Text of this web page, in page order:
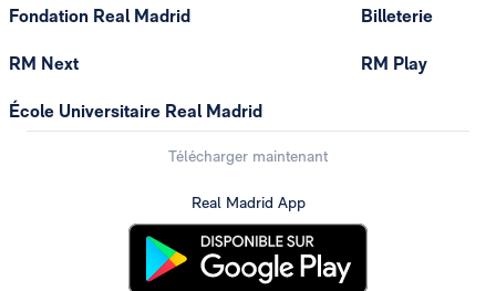
Fondation Real Madrid
RM Next
École Universitaire Real Madrid
Billeterie
RM Play
Télécharger maintenant
Real Madrid App